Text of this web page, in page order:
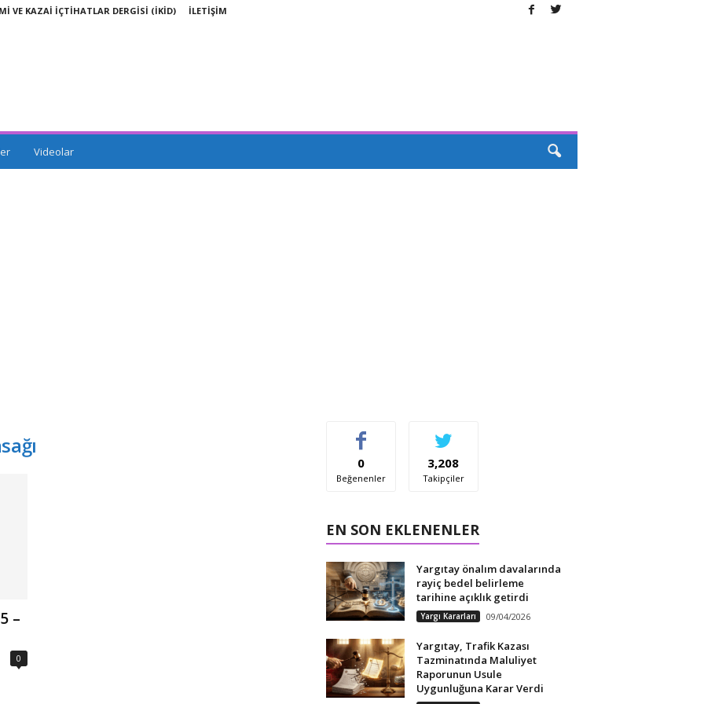
VE KAZAİ İÇTİHATLAR DERGİSİ (İKİD) İLETİŞİM
Videolar
–
0
0
Beğenenler
3,208
Takipçiler
EN SON EKLENENLER
Yargıtay önalım davalarında
rayiç bedel belirleme
tarihine açıklık getirdi
Yargı Kararları 09/04/2026
Yargıtay, Trafik Kazası
Tazminatında Maluliyet
Raporunun Usule
Uygunluğuna Karar Verdi